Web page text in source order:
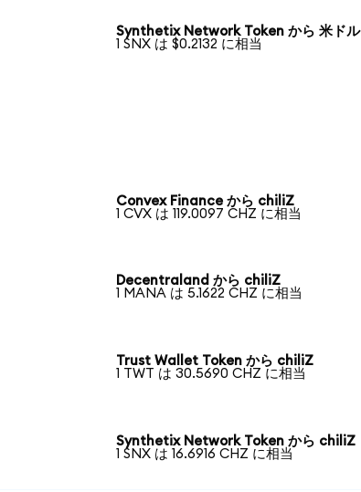
Synthetix Network Token から 米ドル
1 SNX は $0.2132 に相当
Convex Finance から chiliZ
1 CVX は 119.0097 CHZ に相当
Decentraland から chiliZ
1 MANA は 5.1622 CHZ に相当
Trust Wallet Token から chiliZ
1 TWT は 30.5690 CHZ に相当
Synthetix Network Token から chiliZ
1 SNX は 16.6916 CHZ に相当